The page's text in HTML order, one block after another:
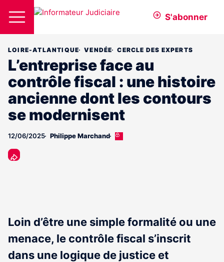
S'abonner
LOIRE-ATLANTIQUE VENDÉE CERCLE DES EXPERTS
L’entreprise face au
contrôle fiscal : une histoire
ancienne dont les contours
se modernisent
12/06/2025 Philippe Marchand
Cet
Loin d’être une simple formalité ou une
menace, le contrôle fiscal s’inscrit
dans une logique de justice et